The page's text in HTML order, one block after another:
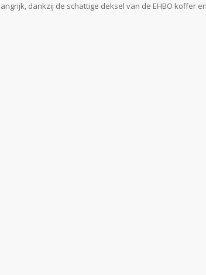
dankzij de schattige deksel van de EHBO koffer